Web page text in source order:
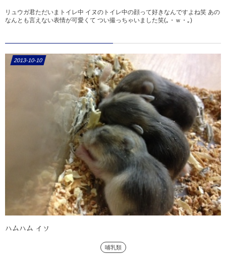
リュウガ君ただいまトイレ中 イヌのトイレ中の顔って好きなんですよね笑 あの
なんとも言えない表情が可愛くて つい撮っちゃいました笑(｡・ｗ・｡)
2013-10-10
ハムハム イソ
哺乳類